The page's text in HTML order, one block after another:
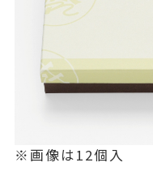
※画像は12個入